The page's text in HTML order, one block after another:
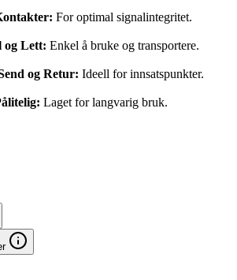
For optimal signalintegritet.
og Lett: Enkel å bruke og transportere.
og Retur: Ideell for innsatspunkter.
Laget for langvarig bruk.